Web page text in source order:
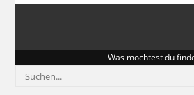
Was möchtest du